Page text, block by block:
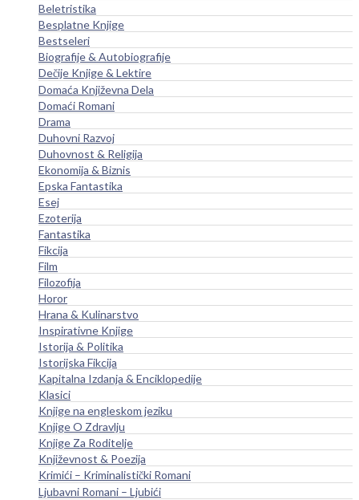
Beletristika
Besplatne Knjige
Bestseleri
Biografije & Autobiografije
Dečije Knjige & Lektire
Domaća Književna Dela
Domaći Romani
Drama
Duhovni Razvoj
Duhovnost & Religija
Ekonomija & Biznis
Epska Fantastika
Esej
Ezoterija
Fantastika
Fikcija
Film
Filozofija
Horor
Hrana & Kulinarstvo
Inspirativne Knjige
Istorija & Politika
Istorijska Fikcija
Kapitalna Izdanja & Enciklopedije
Klasici
Knjige na engleskom jeziku
Knjige O Zdravlju
Knjige Za Roditelje
Književnost & Poezija
Krimići – Kriminalistički Romani
Ljubavni Romani – Ljubići